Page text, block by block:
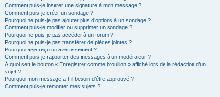
Comment puis-je insérer une signature à mon message ?
Comment puis-je créer un sondage ?
Pourquoi ne puis-je pas ajouter plus d’options à un sondage ?
Comment puis-je modifier ou supprimer un sondage ?
Pourquoi ne puis-je pas accéder à un forum ?
Pourquoi ne puis-je pas transférer de pièces jointes ?
Pourquoi ai-je reçu un avertissement ?
Comment puis-je rapporter des messages à un modérateur ?
À quoi sert le bouton « Enregistrer comme brouillon » affiché lors de la rédaction d’un
sujet ?
Pourquoi mon message a-t-il besoin d’être approuvé ?
Comment puis-je remonter mes sujets ?